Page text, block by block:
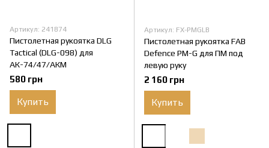
Артикул: 241874
Пистолетная рукоятка DLG
Tactical (DLG-098) для
АК-74/47/АКМ
580 грн
Купить
Артикул: FX-PMGLB
Пистолетная рукоятка FAB
Defence PM-G для ПМ под
левую руку
2 160 грн
Купить